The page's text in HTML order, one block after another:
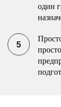
один